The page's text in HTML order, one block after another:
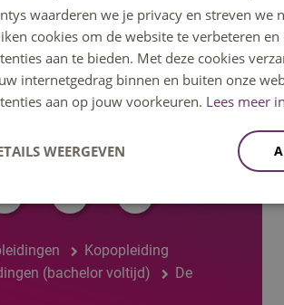
social media
Kopopleiding
(bachelor voltijd)
De
en reglementen
waarderen we je privacy en streven we
cookies om de website te verbeteren
aan te bieden. Met deze cookies
internetgedrag binnen en buiten onze
aan op jouw voorkeuren. Lees meer
WEERGEVEN